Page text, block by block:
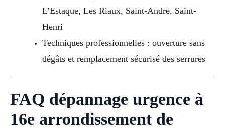
L’Estaque, Les Riaux, Saint-Andre, Saint-
Henri
Techniques professionnelles : ouverture sans
dégâts et remplacement sécurisé des serrures
FAQ dépannage urgence à
16e arrondissement de